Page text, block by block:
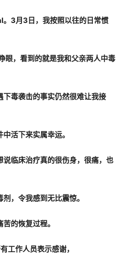
。 3月3日，我按照以往的日常惯
眼，看到的就是我和父亲两人中毒
毒袭击的事实仍然很难让我接
活下来实属幸运。
临床治疗真的很伤身，很痛，也
，令我感到无比震惊。
的恢复过程。
工作人员表示感谢，